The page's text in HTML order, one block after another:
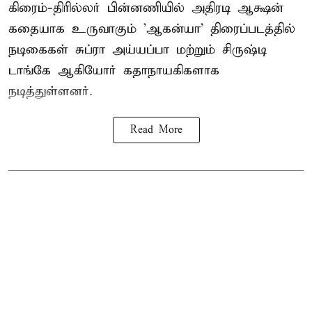
கிரைம்-திரில்லர் பின்னணியில் அதிரடி ஆக்ஷன்
கதையாக உருவாகும் 'ஆகன்யா' திரைப்படத்தில்
நடிகைகள் சுப்ரா அய்யப்பா மற்றும் சிருஷ்டி
டாங்கே ஆகியோர் கதாநாயகிகளாக
நடித்துள்ளனர்.
Read More